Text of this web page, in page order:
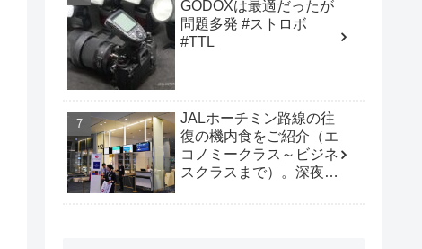
GODOXは最適だったが
問題多発 #ストロボ
#TTL
JALホーチミン路線の往
復の機内食をご紹介（エ
コノミークラス～ビジネ
スクラスまで）。深夜便